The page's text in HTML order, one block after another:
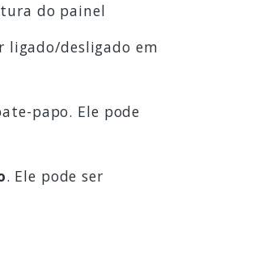
do painel
ligado/desligado em
papo. Ele pode
. Ele pode ser